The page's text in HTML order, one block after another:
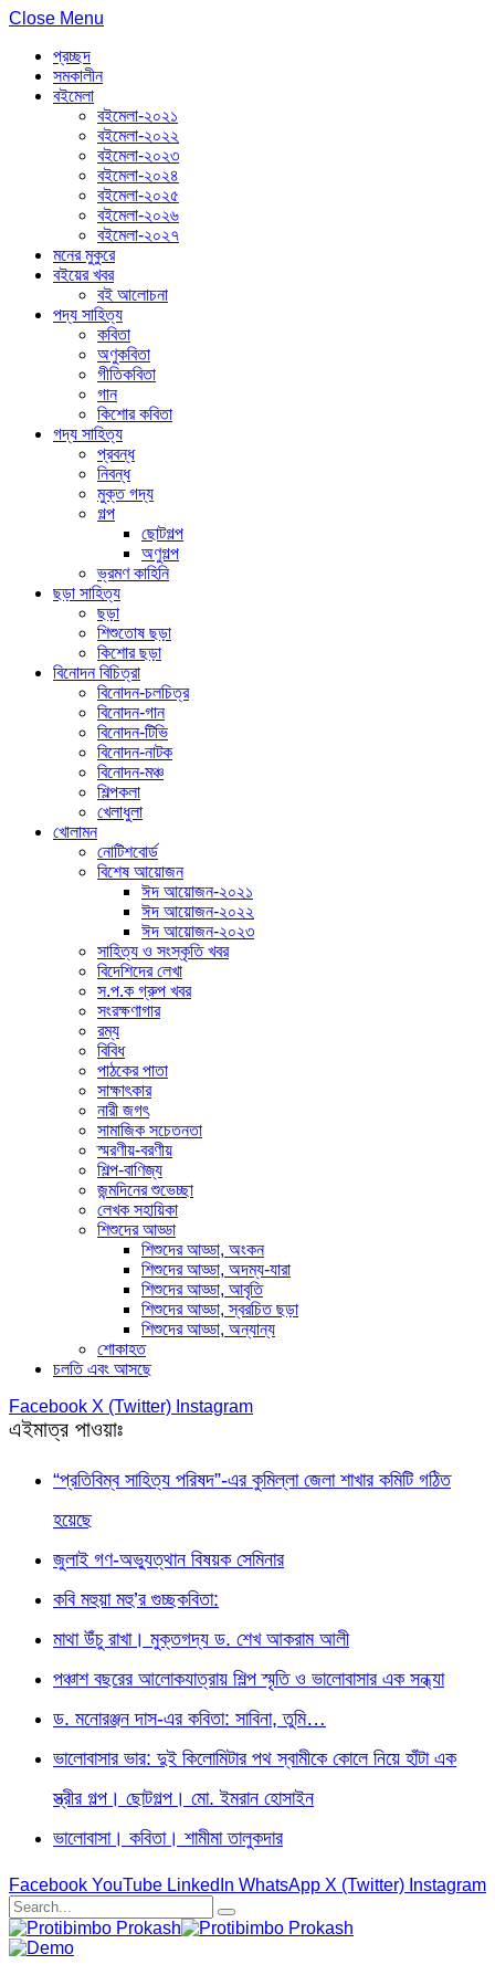
Close Menu
প্রচ্ছদ
সমকালীন
বইমেলা
বইমেলা-২০২১
বইমেলা-২০২২
বইমেলা-২০২৩
বইমেলা-২০২৪
বইমেলা-২০২৫
বইমেলা-২০২৬
বইমেলা-২০২৭
মনের মুকুরে
বইয়ের খবর
বই আলোচনা
পদ্য সাহিত্য
কবিতা
অণুকবিতা
গীতিকবিতা
গান
কিশোর কবিতা
গদ্য সাহিত্য
প্রবন্ধ
নিবন্ধ
মুক্ত গদ্য
গল্প
ছোটগল্প
অণুগল্প
ভ্রমণ কাহিনি
ছড়া সাহিত্য
ছড়া
শিশুতোষ ছড়া
কিশোর ছড়া
বিনোদন বিচিত্রা
বিনোদন-চলচিত্র
বিনোদন-গান
বিনোদন-টিভি
বিনোদন-নাটক
বিনোদন-মঞ্চ
শিল্পকলা
খেলাধুলা
খোলামন
নোটিশবোর্ড
বিশেষ আয়োজন
ঈদ আয়োজন-২০২১
ঈদ আয়োজন-২০২২
ঈদ আয়োজন-২০২৩
সাহিত্য ও সংস্কৃতি খবর
বিদেশিদের লেখা
স.প.ক গ্রুপ খবর
সংরক্ষণাগার
রম্য
বিবিধ
পাঠকের পাতা
সাক্ষাৎকার
নারী জগৎ
সামাজিক সচেতনতা
স্মরণীয়-বরণীয়
শিল্প-বাণিজ্য
জন্মদিনের শুভেচ্ছা
লেখক সহায়িকা
শিশুদের আড্ডা
শিশুদের আড্ডা, অংকন
শিশুদের আড্ডা, অদম্য-যারা
শিশুদের আড্ডা, আবৃতি
শিশুদের আড্ডা, স্বরচিত ছড়া
শিশুদের আড্ডা, অন্যান্য
শোকাহত
চলতি এবং আসছে
Facebook X (Twitter) Instagram
এইমাত্র পাওয়াঃ
“প্রতিবিম্ব সাহিত্য পরিষদ”-এর কুমিল্লা জেলা শাখার কমিটি গঠিত
হয়েছে
জুলাই গণ-অভ্যুত্থান বিষয়ক সেমিনার
কবি মহুয়া মহু’র গুচ্ছকবিতা:
মাথা উঁচু রাখা। মুক্তগদ্য ড. শেখ আকরাম আলী
পঞ্চাশ বছরের আলোকযাত্রায় শিল্প স্মৃতি ও ভালোবাসার এক সন্ধ্যা
ড. মনোরঞ্জন দাস-এর কবিতা: সাবিনা, তুমি…
ভালোবাসার ভার: দুই কিলোমিটার পথ স্বামীকে কোলে নিয়ে হাঁটা এক
স্ত্রীর গল্প। ছোটগল্প। ‎মো. ইমরান হোসাইন
ভালোবাসা। কবিতা। শামীমা তালুকদার
Facebook YouTube LinkedIn WhatsApp X (Twitter) Instagram